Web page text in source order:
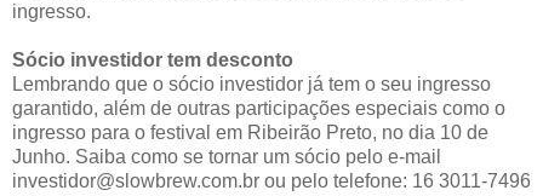
ingresso.
Sócio investidor tem desconto
Lembrando que o sócio investidor já tem o seu ingresso
garantido, além de outras participações especiais como o
ingresso para o festival em Ribeirão Preto, no dia 10 de
Junho. Saiba como se tornar um sócio pelo e-mail
investidor@slowbrew.com.br ou pelo telefone: 16 3011-7496